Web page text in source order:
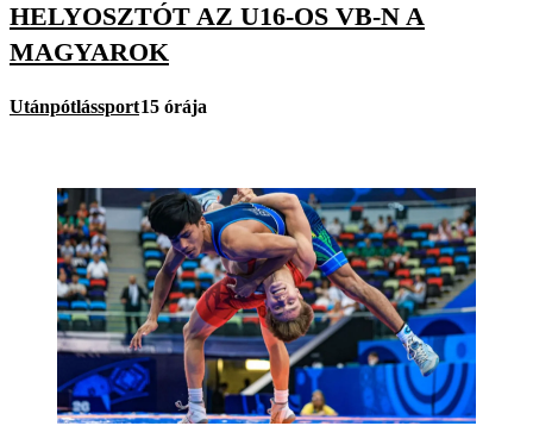
HELYOSZTÓT AZ U16-OS VB-N A
MAGYAROK
Utánpótlássport15 órája